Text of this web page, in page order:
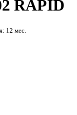
RAPID
12 мес.